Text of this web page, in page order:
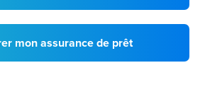
mon assurance de prêt